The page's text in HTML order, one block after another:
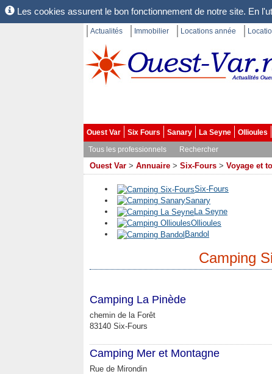
Les cookies assurent le bon fonctionnement de notre site. En
Actualités Immobilier Locations année
Ouest Var Six Fours Sanary La Seyne Ollioules
Tous les professionnels
Rechercher
Ouest Var > Annuaire > Six-Fours > Voyage et
Six-Fours
Sanary
La Seyne
Ollioules
Bandol
Camping
Camping La Pinède
chemin de la Forêt
83140 Six-Fours
Camping Mer et Montagne
Rue de Mirondin